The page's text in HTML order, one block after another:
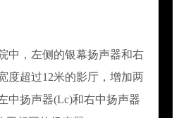
，左侧的银幕扬声器和右
度超过12米的影厅，增加两
中扬声器(Lc)和右中扬声器